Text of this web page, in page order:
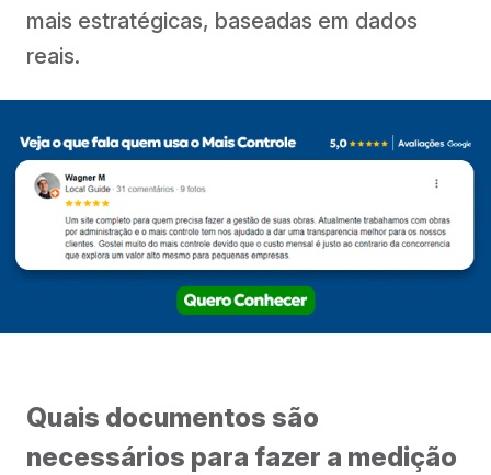
mais estratégicas, baseadas em dados
reais.
Quais documentos são
necessários para fazer a medição